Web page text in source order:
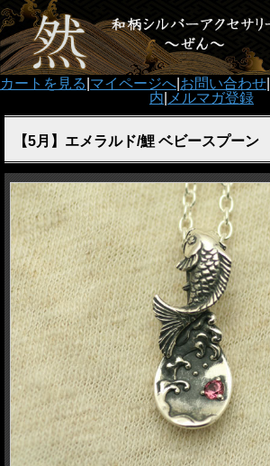
カートを見る マイページへ お問い合わせ
内 メルマガ登録
【5月】エメラルド/鯉 ベビースプーン